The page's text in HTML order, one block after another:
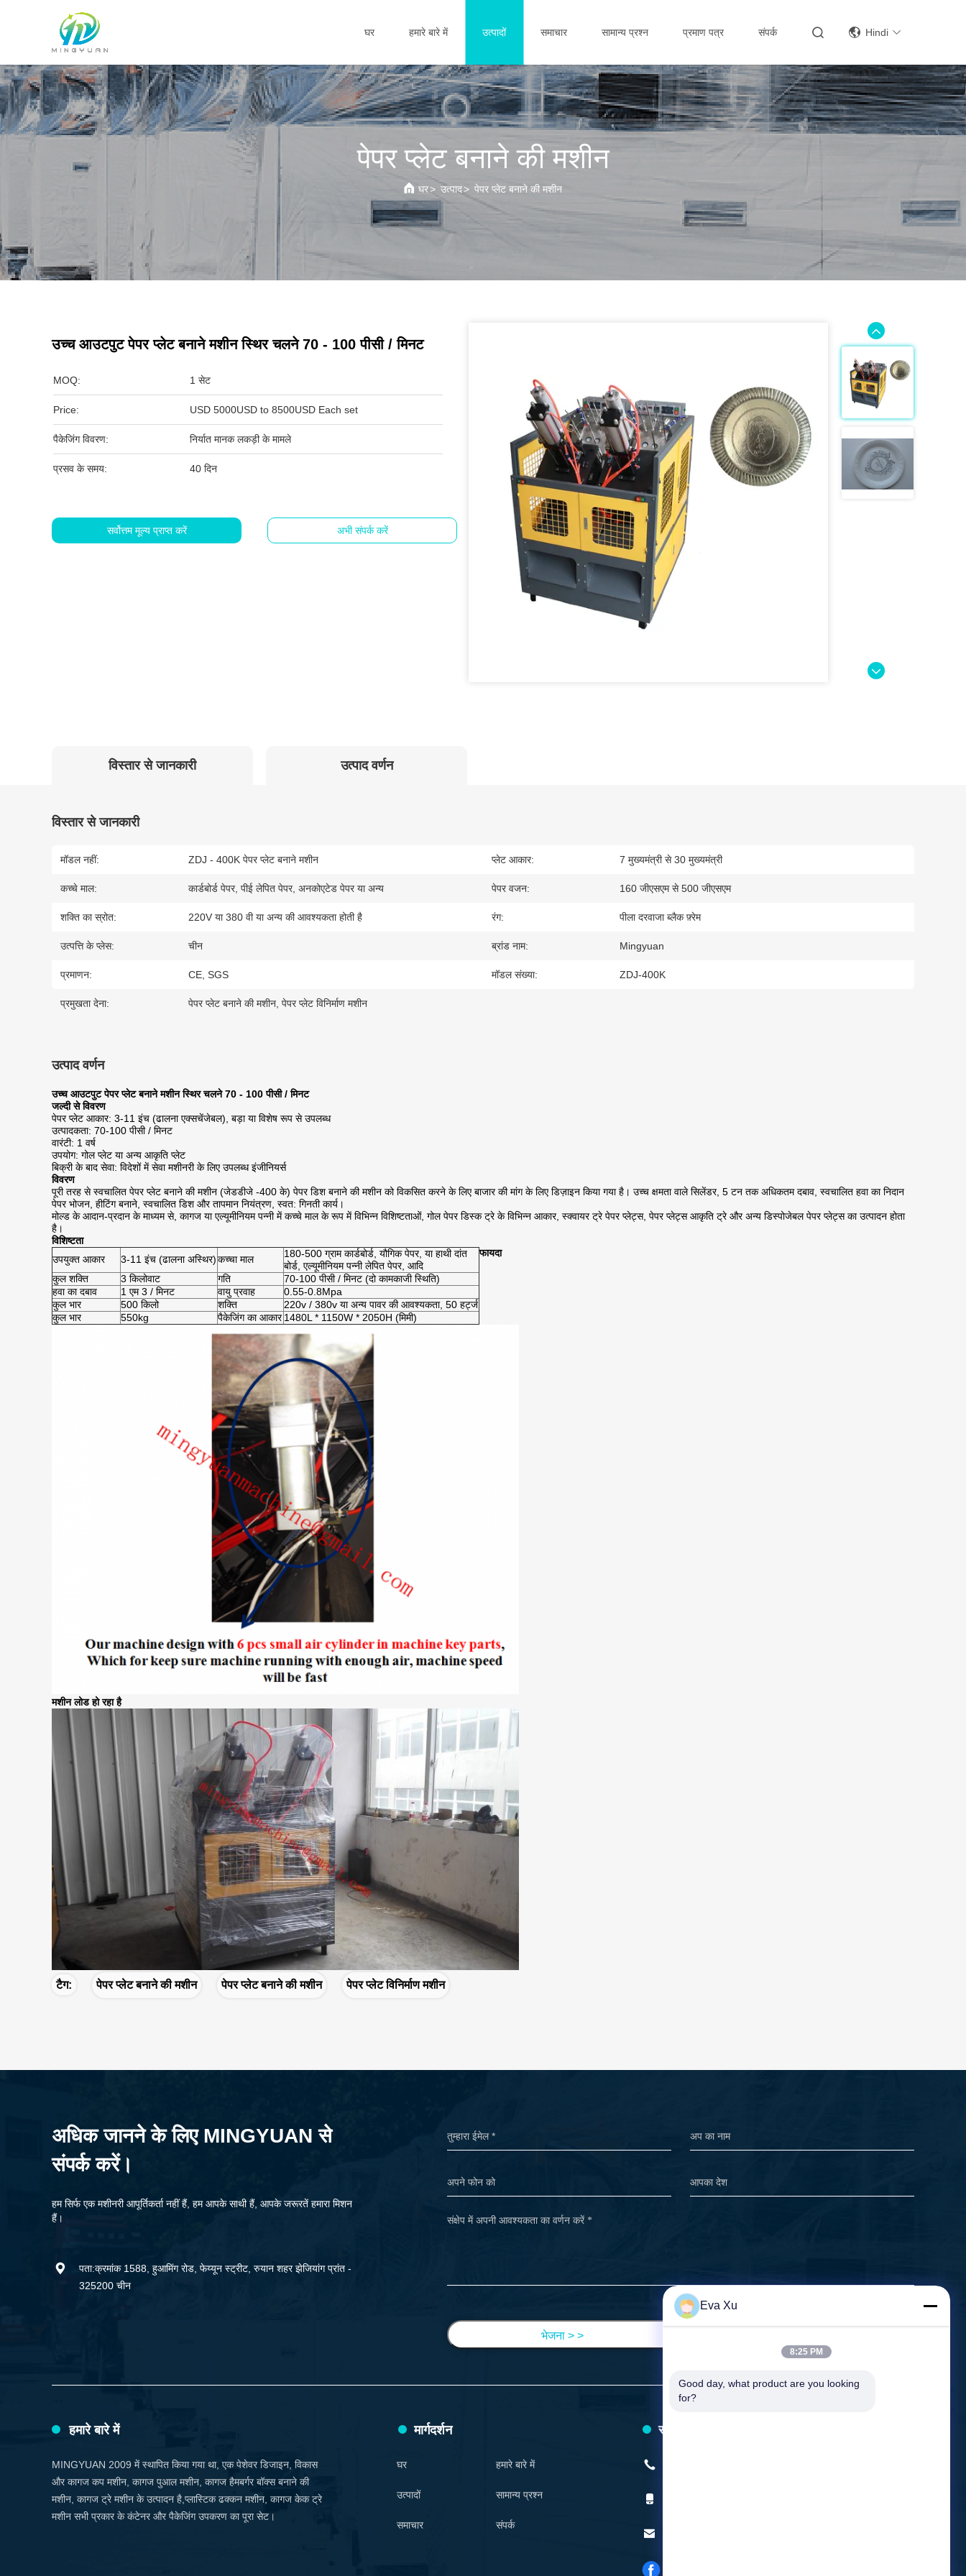
घर हमारे बारे में उत्पादों समाचार सामान्य प्रश्न प्रमाण पत्र संपर्क Hindi
पेपर प्लेट बनाने की मशीन
घर> उत्पाद> पेपर प्लेट बनाने की मशीन
उच्च आउटपुट पेपर प्लेट बनाने मशीन स्थिर चलने 70 - 100 पीसी / मिनट
MOQ: 1 सेट
Price: USD 5000USD to 8500USD Each set
पैकेजिंग विवरण: निर्यात मानक लकड़ी के मामले
प्रसव के समय: 40 दिन
सर्वोत्तम मूल्य प्राप्त करें अभी संपर्क करें
विस्तार से जानकारी उत्पाद वर्णन
विस्तार से जानकारी
मॉडल नहीं: ZDJ - 400K पेपर प्लेट बनाने मशीन प्लेट आकार: 7 मुख्यमंत्री से 30 मुख्यमंत्री
कच्चे माल: कार्डबोर्ड पेपर, पीई लेपित पेपर, अनकोएटेड पेपर या अन्य पेपर वजन: 160 जीएसएम से 500 जीएसएम
शक्ति का स्रोत: 220V या 380 वी या अन्य की आवश्यकता होती है रंग: पीला दरवाजा ब्लैक फ़्रेम
उत्पत्ति के प्लेस: चीन ब्रांड नाम: Mingyuan
प्रमाणन: CE, SGS मॉडल संख्या: ZDJ-400K
प्रमुखता देना: पेपर प्लेट बनाने की मशीन पेपर प्लेट विनिर्माण मशीन
उत्पाद वर्णन
उच्च आउटपुट पेपर प्लेट बनाने मशीन स्थिर चलने 70 - 100 पीसी / मिनट
जल्दी से विवरण
पेपर प्लेट आकार: 3-11 इंच (ढालना एक्सचेंजेबल), बड़ा या विशेष रूप से उपलब्ध
उत्पादकता: 70-100 पीसी / मिनट
वारंटी: 1 वर्ष
उपयोग: गोल प्लेट या अन्य आकृति प्लेट
बिक्री के बाद सेवा: विदेशों में सेवा मशीनरी के लिए उपलब्ध इंजीनियर्स
विवरण
पूरी तरह से स्वचालित पेपर प्लेट बनाने की मशीन (जेडडीजे -400 के) पेपर डिश बनाने की मशीन को विकसित करने के लिए बाजार की मांग के लिए डिज़ाइन किया गया है। उच्च क्षमता वाले सिलेंडर, 5 टन तक अधिकतम दबाव, स्वचालित हवा का निदान
पेपर भोजन, हीटिंग बनाने, स्वचालित डिश और तापमान नियंत्रण, स्वत: गिनती कार्य।
मोल्ड के आदान-प्रदान के माध्यम से, कागज या एल्यूमीनियम पन्नी में कच्चे माल के रूप में विभिन्न विशिष्टताओं, गोल पेपर डिस्क ट्रे के विभिन्न आकार, स्क्वायर ट्रे पेपर प्लेट्स, पेपर प्लेट्स आकृति ट्रे और अन्य डिस्पोजेबल पेपर प्लेट्स का उत्पादन होता
है।
विशिष्टता
उपयुक्त आकार
3-11 इंच (ढालना अस्थिर)कच्चा माल
180-500 ग्राम कार्डबोर्ड, यौगिक पेपर, या हाथी दांत
बोर्ड, एल्यूमीनियम पन्नी लेपित पेपर, आदि
कुल शक्ति
3 किलोवाट गति
70-100 पीसी / मिनट (दो कामकाजी स्थिति)
हवा का दबाव
1 एम 3 / मिनट वायु प्रवाह
0.55-0.8Mpa
कुल भार
500 किलो शक्ति
220v / 380v या अन्य पावर की आवश्यकता, 50 हर्ट्ज
कुल भार
550kg पैकेजिंग का आकार 1480L * 1150W * 2050H (मिमी)
फायदा
मशीन लोड हो रहा है
टैग: पेपर प्लेट बनाने की मशीन पेपर प्लेट बनाने की मशीन पेपर प्लेट विनिर्माण मशीन
अधिक जानने के लिए MINGYUAN से
संपर्क करें।
हम सिर्फ एक मशीनरी आपूर्तिकर्ता नहीं हैं, हम आपके साथी हैं, आपके जरूरतें हमारा मिशन
हैं।

पता:क्रमांक 1588, हुआमिंग रोड, फेय्यून स्ट्रीट, रुयान शहर झेजियांग प्रांत -
325200 चीन
भेजना > >
हमारे बारे में
MINGYUAN 2009 में स्थापित किया गया था, एक पेशेवर डिजाइन, विकास
और कागज कप मशीन, कागज पुआल मशीन, कागज हैमबर्गर बॉक्स बनाने की
मशीन, कागज ट्रे मशीन के उत्पादन है,प्लास्टिक ढक्कन मशीन, कागज केक ट्रे
मशीन सभी प्रकार के कंटेनर और पैकेजिंग उपकरण का पूरा सेट।
मार्गदर्शन
घर हमारे बारे में
उत्पादों सामान्य प्रश्न
समाचार संपर्क
संपर्क करें
Eva Xu
8:25 PM
Good day, what product are you looking
for?